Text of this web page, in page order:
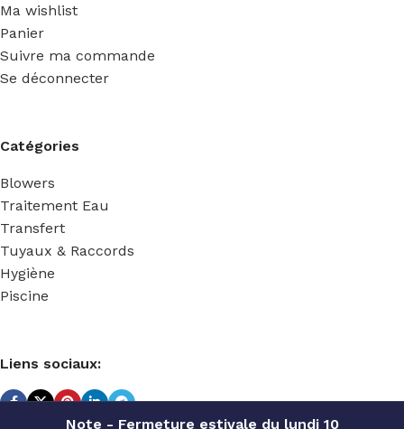
Note - Fermeture estivale du lundi 10
Ma wishlist
Panier
Suivre ma commande
Se déconnecter
Catégories
Blowers
Traitement Eau
Transfert
Tuyaux & Raccords
Hygiène
Piscine
Liens sociaux: